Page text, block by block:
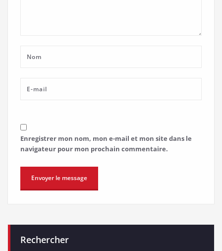
Enregistrer mon nom, mon e-mail et mon site dans le
navigateur pour mon prochain commentaire.
Rechercher